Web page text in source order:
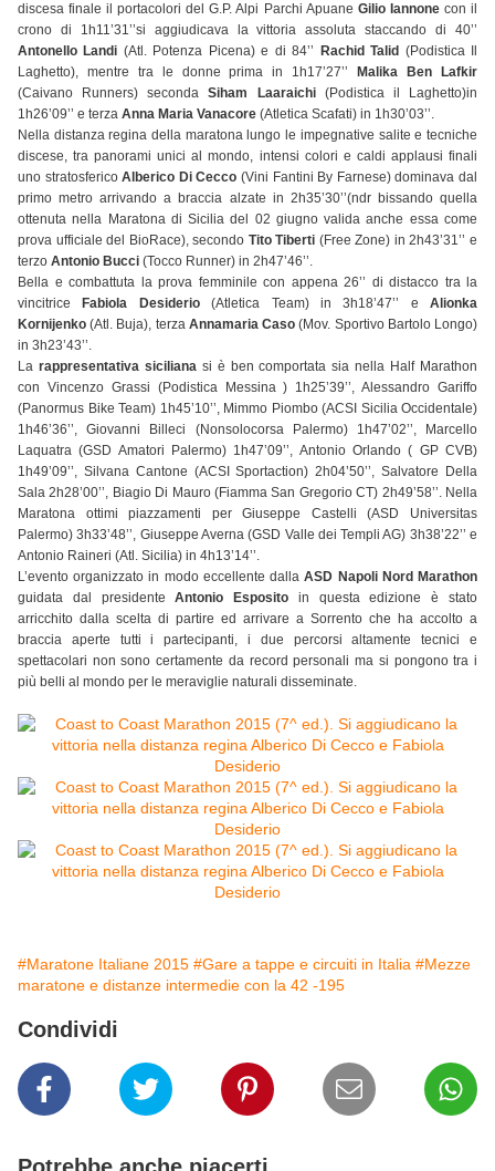
discesa finale il portacolori del G.P. Alpi Parchi Apuane Gilio Iannonecon il
crono di 1h11’31’’si aggiudicava la vittoria assoluta staccando di 40’’
Antonello Landi (Atl. Potenza Picena) e di 84’’ Rachid Talid (Podistica Il
Laghetto), mentre tra le donne prima in 1h17’27’’
Malika Ben Lafkir
(Caivano Runners) secondaSiham Laaraichi(Podistica il Laghetto)in
1h26’09’’ e terza Anna Maria Vanacore (Atletica Scafati) in 1h30’03’’.
Nella distanza regina della maratona lungo le impegnative salite e tecniche
discese, tra panorami unici al mondo, intensi colori e caldi applausi finali
uno stratosfericoAlberico Di Cecco(Vini Fantini By Farnese) dominava dal
primo metro arrivando a braccia alzate in 2h35’30’’(ndr bissando quella
ottenuta nella Maratona di Sicilia del 02 giugno valida anche essa come
prova ufficiale del BioRace), secondo Tito Tiberti (Free Zone) in 2h43’31’’ e
terzo Antonio Bucci (Tocco Runner) in 2h47’46’’.
Bella e combattuta la prova femminile con appena 26’’ di distacco tra la
vincitrice
Fabiola Desiderio(Atletica Team) in 3h18’47’’ e Alionka
Kornijenko (Atl. Buja), terza Annamaria Caso(Mov. Sportivo Bartolo Longo)
in 3h23’43’’.
La rappresentativa sicilianasi è ben comportata sia nella Half Marathon
con Vincenzo Grassi (Podistica Messina ) 1h25’39’’, Alessandro Gariffo
(Panormus Bike Team) 1h45’10’’, Mimmo Piombo (ACSI Sicilia Occidentale)
1h46’36’’, Giovanni Billeci (Nonsolocorsa Palermo) 1h47’02’’, Marcello
Laquatra (GSD Amatori Palermo) 1h47’09’’, Antonio Orlando ( GP CVB)
1h49’09’’, Silvana Cantone (ACSI Sportaction) 2h04’50’’, Salvatore Della
Sala 2h28’00’’, Biagio Di Mauro (Fiamma San Gregorio CT) 2h49’58’’. Nella
Maratona ottimi piazzamenti per Giuseppe Castelli (ASD Universitas
Palermo) 3h33’48’’, Giuseppe Averna (GSD Valle dei Templi AG) 3h38’22’’ e
Antonio Raineri (Atl. Sicilia) in 4h13’14’’.
L’evento organizzato in modo eccellente dallaASD Napoli Nord Marathon
guidata dal presidente Antonio Esposito in questa edizione è stato
arricchito dalla scelta di partire ed arrivare a Sorrento che ha accolto a
braccia aperte tutti i partecipanti, i due percorsi altamente tecnici e
spettacolari non sono certamente da record personali ma si pongono tra i
più belli al mondo per le meraviglie naturali disseminate.
#Maratone Italiane 2015 #Gare a tappe e circuiti in Italia #Mezze
maratone e distanze intermedie con la 42 -195
Condividi